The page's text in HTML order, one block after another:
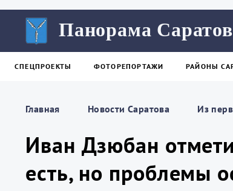
Панорама
СПЕЦПРОЕКТЫ ФОТОРЕПОРТАЖИ РАЙОНЫ
Главная Новости Саратова Из
Иван Дзюбан
есть, но проблемы